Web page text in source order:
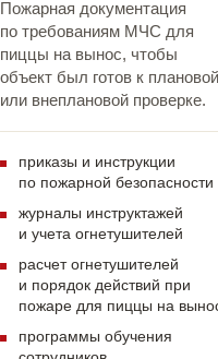
Пожарная документация
по требованиям МЧС для
пиццы на вынос, чтобы
объект был готов к плановой
или внеплановой проверке.
приказы и инструкции
по пожарной безопасности
журналы инструктажей
и учета огнетушителей
расчет огнетушителей
и порядок действий при
пожаре для пиццы на
программы обучения